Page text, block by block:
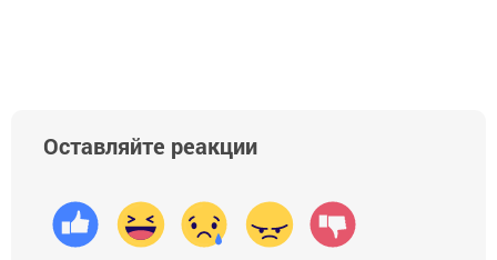
Оставляйте реакции